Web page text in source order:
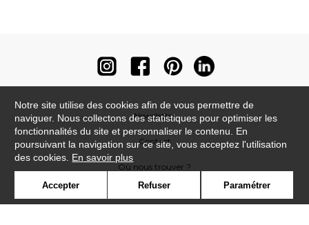
Newsletter
Contact
Où nous trouver ?
Notre site utilise des cookies afin de vous permettre de
naviguer. Nous collectons des statistiques pour optimiser les
fonctionnalités du site et personnaliser le contenu. En
poursuivant la navigation sur ce site, vous acceptez l'utilisation
des cookies. En savoir plus
Accepter Refuser Paramétrer